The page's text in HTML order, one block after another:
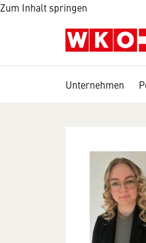
Zum Inhalt springen
Unternehmen